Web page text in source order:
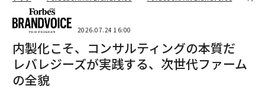
2026.07.24 16:00
内製化こそ、コンサルティングの本質だ
レバレジーズが実践する、次世代ファーム
の全貌